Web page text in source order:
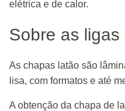
elétrica e de calor.
Sobre as ligas
As chapas latão são
lisa, com formatos e até
A obtenção da chapa de